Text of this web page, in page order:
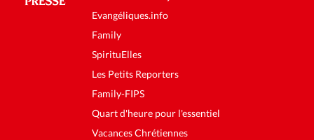
Evangéliques.info
Family
SpirituElles
Les Petits Reporters
Family-FIPS
Quart d'heure pour l'essentiel
Vacances Chrétiennes